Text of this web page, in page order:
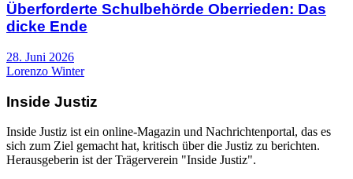
Überforderte Schulbehörde Oberrieden: Das
dicke Ende
28. Juni 2026
Lorenzo Winter
Inside Justiz
Inside Justiz ist ein online-Magazin und Nachrichtenportal, das es
sich zum Ziel gemacht hat, kritisch über die Justiz zu berichten.
Herausgeberin ist der Trägerverein "Inside Justiz".